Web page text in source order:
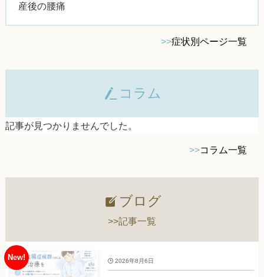
産後の腰痛
>>症状別ページ一覧
コラム
記事が見つかりませんでした。
>>コラム一覧
ブログ
>>記事一覧
2026年8月6日